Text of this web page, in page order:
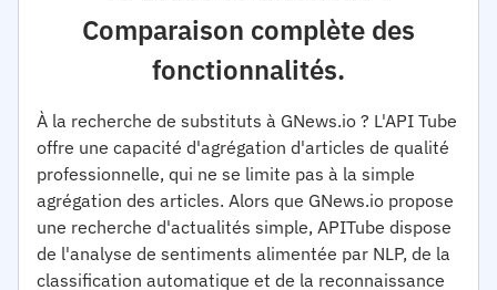
Comparaison complète des
fonctionnalités.
À la recherche de substituts à GNews.io ? L'API Tube
offre une capacité d'agrégation d'articles de qualité
professionnelle, qui ne se limite pas à la simple
agrégation des articles. Alors que GNews.io propose
une recherche d'actualités simple, APITube dispose
de l'analyse de sentiments alimentée par NLP, de la
classification automatique et de la reconnaissance